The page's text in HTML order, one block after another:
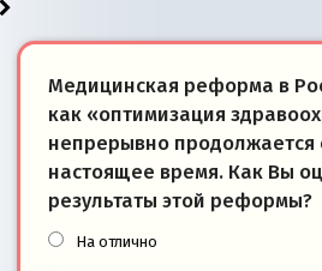
Медицинская реформа в
как «оптимизация
непрерывно продолжается
настоящее время. Как Вы
результаты этой реформы?
На отлично